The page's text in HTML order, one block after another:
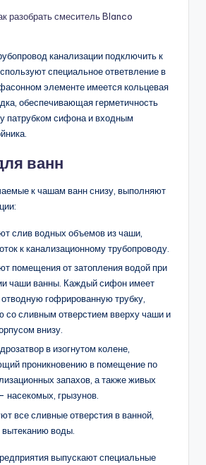
разобрать смеситель Blanco
канализации подключить к
специальное ответвление в
элементе имеется кольцевая
обеспечивающая герметичность
патрубком сифона и входным
ванн
к чашам ванн снизу, выполняют
слив водных объемов из чаши,
к канализационному трубопроводу.
помещения от затопления водой при
чаши ванны. Каждый сифон имеет
гофрированную трубку,
со сливным отверстием вверху чаши и
внизу.
в изогнутом колене,
проникновению в помещение по
запахов, а также живых
насекомых, грызунов.
все сливные отверстия в ванной,
вытеканию воды.
выпускают специальные